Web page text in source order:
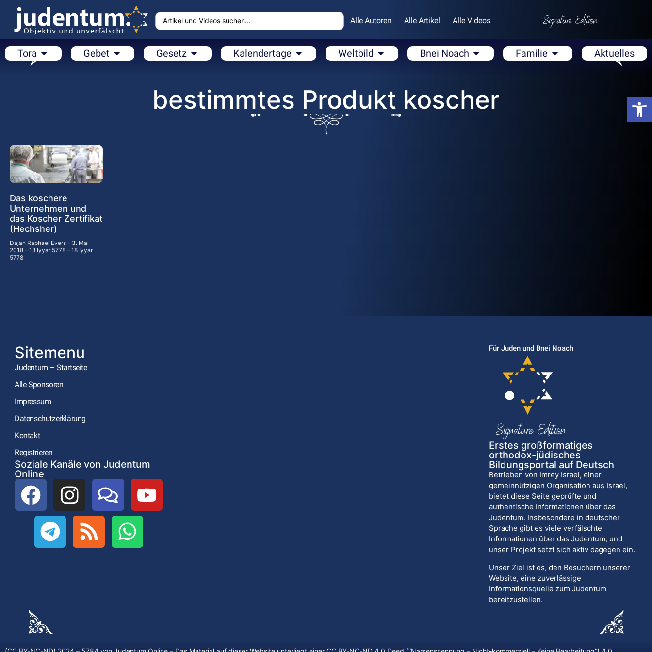
Alle Autoren Alle Artikel Alle Videos
Tora Gebet Gesetz Kalendertage Weltbild Bnei Noach Familie Aktuelles
bestimmtes Produkt koscher
Das koschere
Unternehmen und
das Koscher Zertifikat
(Hechsher)
Dajan Raphael Evers
3. Mai
2018 – 18 Iyyar 5778 – 18 Iyyar
5778
Sitemenu
Judentum – Startseite
Alle Sponsoren
Impressum
Datenschutzerklärung
Kontakt
Registrieren
Soziale Kanäle von Judentum
Online
Für Juden und Bnei Noach
Erstes großformatiges
orthodox-jüdisches
Bildungsportal auf Deutsch
Betrieben von Imrey Israel, einer
gemeinnützigen Organisation aus Israel,
bietet diese Seite geprüfte und
authentische Informationen über das
Judentum. Insbesondere in deutscher
Sprache gibt es viele verfälschte
Informationen über das Judentum, und
unser Projekt setzt sich aktiv dagegen ein.
Unser Ziel ist es, den Besuchern unserer
Website, eine zuverlässige
Informationsquelle zum Judentum
bereitzustellen.